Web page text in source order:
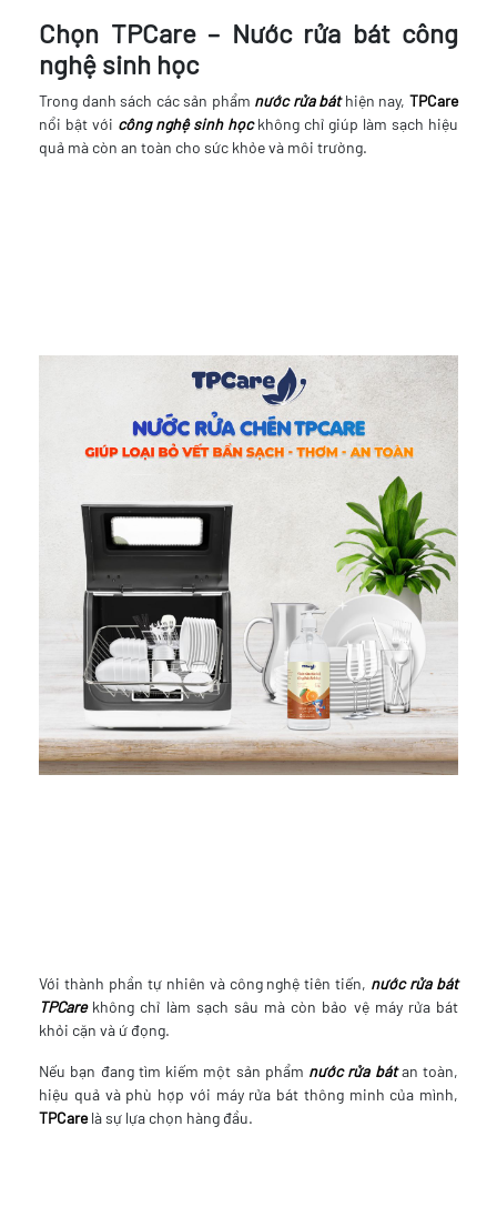
Chọn TPCare – Nước rửa bát công
nghệ sinh học
Trong danh sách các sản phẩm nước rửa báthiện nay,TPCare
nổi bật với công nghệ sinh họckhông chỉ giúp làm sạch hiệu
quả mà còn an toàn cho sức khỏe và môi trường.
Với thành phần tự nhiên và công nghệ tiên tiến, nước rửa bát
TPCarekhông chỉ làm sạch sâu mà còn bảo vệ máy rửa bát
khỏi cặn và ứ đọng.
Nếu bạn đang tìm kiếm một sản phẩm nước rửa bátan toàn,
hiệu quả và phù hợp với máy rửa bát thông minh của mình,
TPCarelà sự lựa chọn hàng đầu.